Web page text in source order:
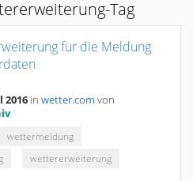
Tag
für die Meldung
2016 in wetter.com von
wettermeldung
wettererweiterung